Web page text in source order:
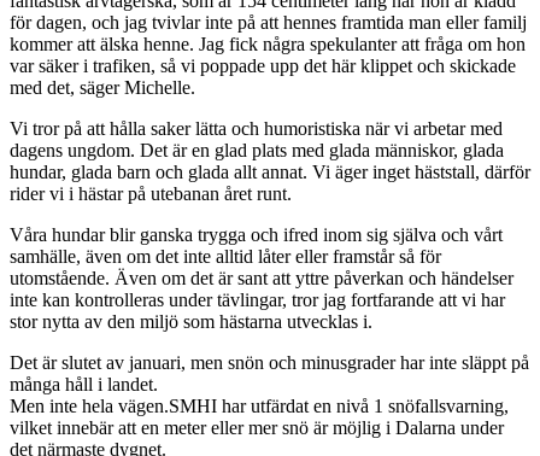
för dagen, och jag tvivlar inte på att hennes framtida man eller familj
kommer att älska henne. Jag fick några spekulanter att fråga om hon
var säker i trafiken, så vi poppade upp det här klippet och skickade
med det, säger Michelle.
Vi tror på att hålla saker lätta och humoristiska när vi arbetar med
dagens ungdom. Det är en glad plats med glada människor, glada
hundar, glada barn och glada allt annat. Vi äger inget häststall, därför
rider vi i hästar på utebanan året runt.
Våra hundar blir ganska trygga och ifred inom sig själva och vårt
samhälle, även om det inte alltid låter eller framstår så för
utomstående. Även om det är sant att yttre påverkan och händelser
inte kan kontrolleras under tävlingar, tror jag fortfarande att vi har
stor nytta av den miljö som hästarna utvecklas i.
Det är slutet av januari, men snön och minusgrader har inte släppt på
många håll i landet.
Men inte hela vägen.SMHI har utfärdat en nivå 1 snöfallsvarning,
vilket innebär att en meter eller mer snö är möjlig i Dalarna under
det närmaste dygnet.